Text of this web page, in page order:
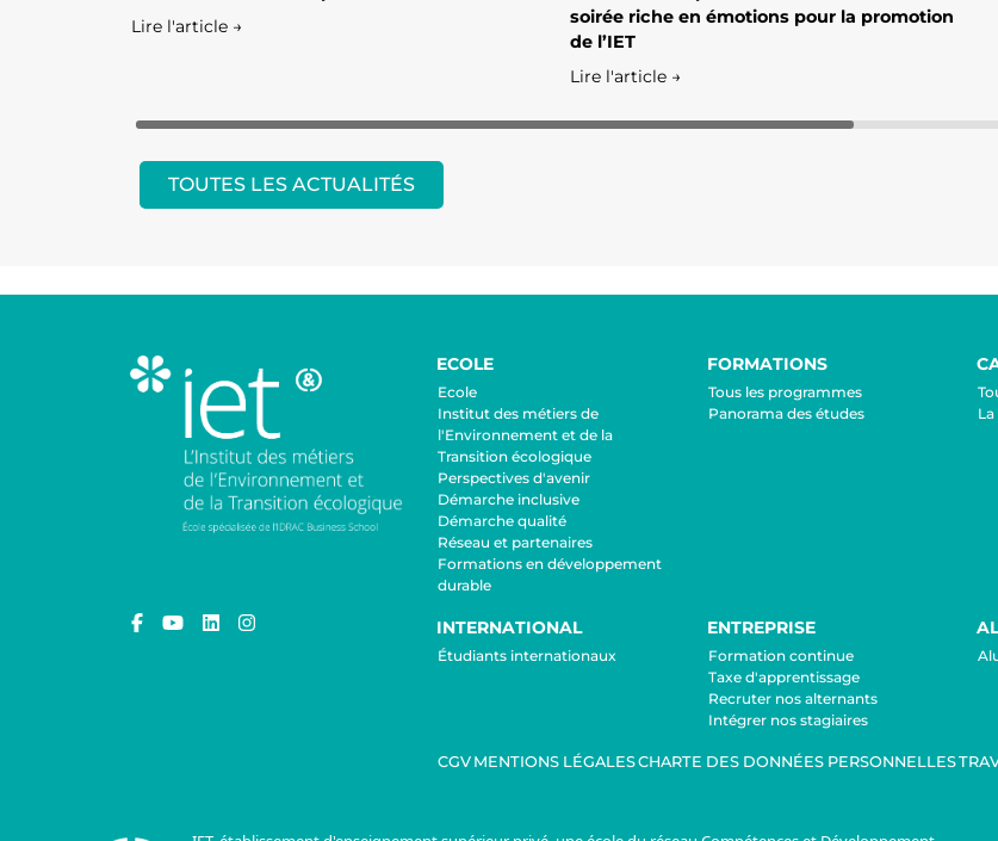
Lire l'article →
soirée riche en émotions pour la promotion
de l’IET
Lire l'article →
TOUTES LES ACTUALITÉS
ECOLE
Ecole
Institut des métiers de
l'Environnement et de la
Transition écologique
Perspectives d'avenir
Démarche inclusive
Démarche qualité
Réseau et partenaires
Formations en développement
durable
FORMATIONS
Tous les programmes
Panorama des études
INTERNATIONAL
Étudiants internationaux
ENTREPRISE
Formation continue
Taxe d'apprentissage
Recruter nos alternants
Intégrer nos stagiaires
CGV MENTIONS LÉGALESCHARTE DES DONNÉES PERSONNELLES